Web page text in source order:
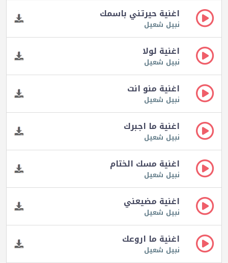
اغنية حيرتني باسمك
نبيل شعيل
اغنية لولا
نبيل شعيل
اغنية منو انت
نبيل شعيل
اغنية ما اجبرك
نبيل شعيل
اغنية مسك الختام
نبيل شعيل
اغنية مضيعني
نبيل شعيل
اغنية ما اروعك
نبيل شعيل